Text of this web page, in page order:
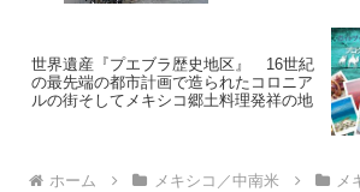
世界遺産『プエブラ歴史地区』 16世紀
の最先端の都市計画で造られたコロニア
ルの街そしてメキシコ郷土料理発祥の地
ホーム メキシコ／中南米 メ